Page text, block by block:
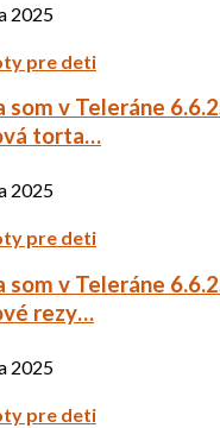
2025
pre deti
som v Teleráne
torta…
2025
pre deti
som v Teleráne
rezy…
2025
pre deti